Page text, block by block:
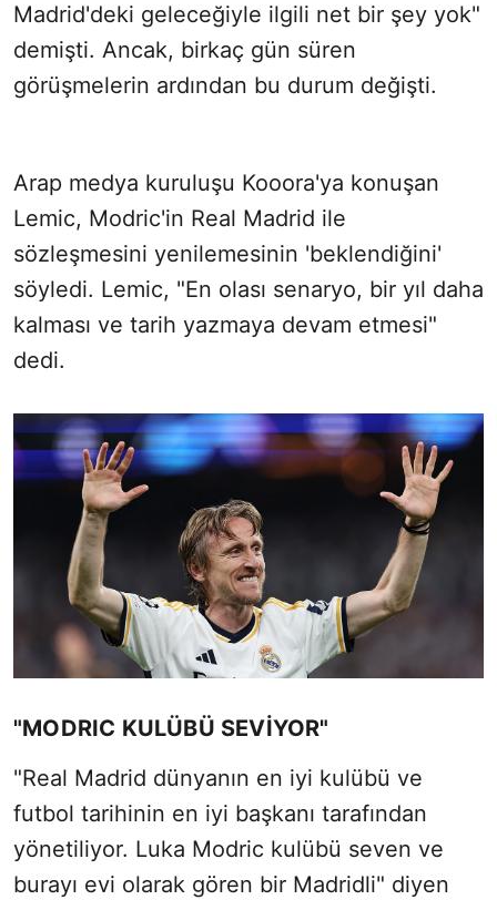
Madrid'deki geleceğiyle ilgili net bir şey yok"
demişti. Ancak, birkaç gün süren
görüşmelerin ardından bu durum değişti.
Arap medya kuruluşu Kooora'ya konuşan
Lemic, Modric'in Real Madrid ile
sözleşmesini yenilemesinin 'beklendiğini'
söyledi. Lemic, "En olası senaryo, bir yıl daha
kalması ve tarih yazmaya devam etmesi"
dedi.
"MODRIC KULÜBÜ SEVİYOR"
"Real Madrid dünyanın en iyi kulübü ve
futbol tarihinin en iyi başkanı tarafından
yönetiliyor. Luka Modric kulübü seven ve
burayı evi olarak gören bir Madridli" diyen